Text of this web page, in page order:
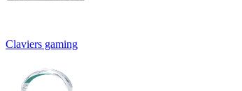
Claviers gaming